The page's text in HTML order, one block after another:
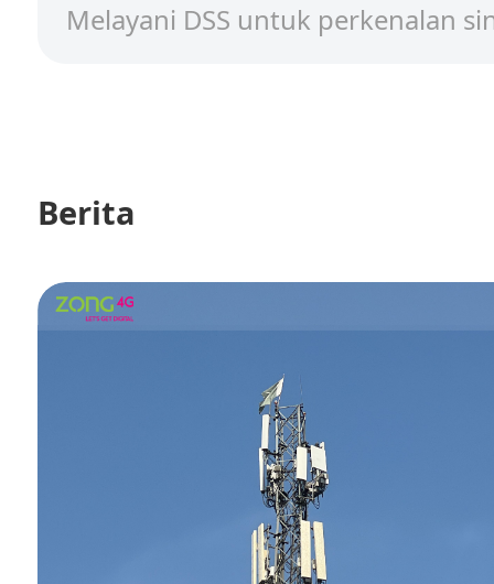
Melayani DSS untuk perkenalan
Berita